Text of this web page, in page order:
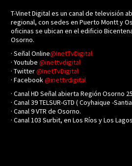
T-Vinet Digital es un canal de televisión
regional, con sedes en Puerto Montt y
oficinas se ubican en el edificio
Osorno.
· Señal Online@InetTvDigital
· Youtube@inettvdigital
· Twitter@InetTvDigital
· Facebook@inettvdigital
· Canal HD Señal abierta Región Osorno
· Canal 39 TELSUR-GTD ( Coyhaique -
· Canal 9 VTR de Osorno.
· Canal 103 Surbit, en Los Ríos y Los